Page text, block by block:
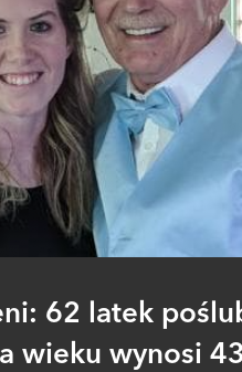
62 latek
wieku wynosi